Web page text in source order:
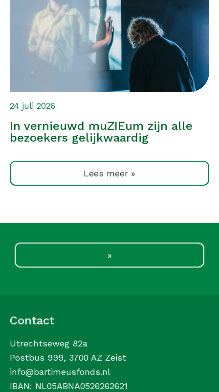
In vernieuwd muZIEum zijn alle
bezoekers gelijkwaardig
24 juli 2026
Lees meer »
»
Contact
Utrechtseweg 82a
Postbus 999, 3700 AZ Zeist
info@bartimeusfonds.nl
IBAN: NL05ABNA0526262621